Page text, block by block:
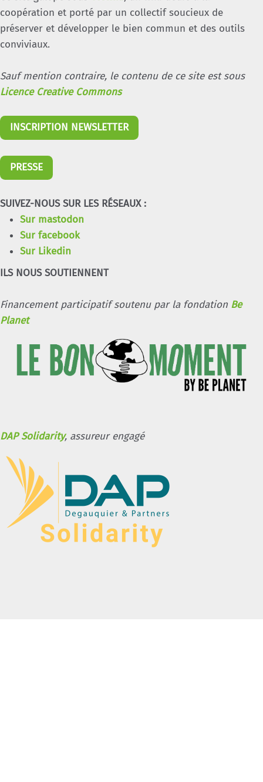
coopération et porté par un collectif soucieux de
préserver et développer le bien commun et des outils
conviviaux.
Sauf mention contraire, le contenu de ce site est sous
Licence Creative Commons
INSCRIPTION NEWSLETTER
PRESSE
SUIVEZ-NOUS SUR LES RÉSEAUX :
Sur mastodon
Sur facebook
Sur Likedin
ILS NOUS SOUTIENNENT
Financement participatif soutenu par la fondation Be
Planet
DAP Solidarity, assureur engagé